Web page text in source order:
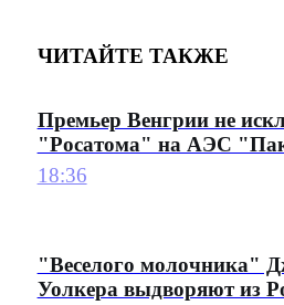
ЧИТАЙТЕ ТАКЖЕ
Премьер Венгрии не
"Росатома" на АЭС
18:36
"Веселого молочника"
Уолкера выдворяют из